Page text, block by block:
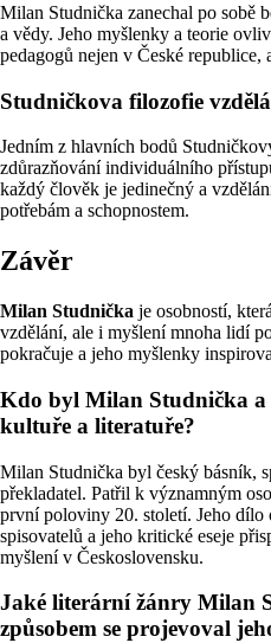
Milan Studnička zanechal po sobě
a vědy. Jeho myšlenky a teorie
pedagogů nejen v České republice,
Studničkova filozofie
Jedním z hlavních bodů
zdůrazňování individuálního
každý člověk je jedinečný a
potřebám a schopnostem.
Závěr
Milan Studnička je osobností,
vzdělání, ale i myšlení mnoha lidí
pokračuje a jeho myšlenky
Kdo byl Milan Studnička a
kultuře a literatuře?
Milan Studnička byl český básník,
překladatel. Patřil k významným
první poloviny 20. století. Jeho
spisovatelů a jeho kritické eseje
myšlení v Československu.
Jaké literární žánry Milan
způsobem se projevoval